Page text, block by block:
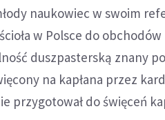
naukowiec w swoim
w Polsce do
duszpasterską znany
na kapłana przez
przygotował do święceń